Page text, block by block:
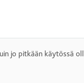
jo pitkään käytössä